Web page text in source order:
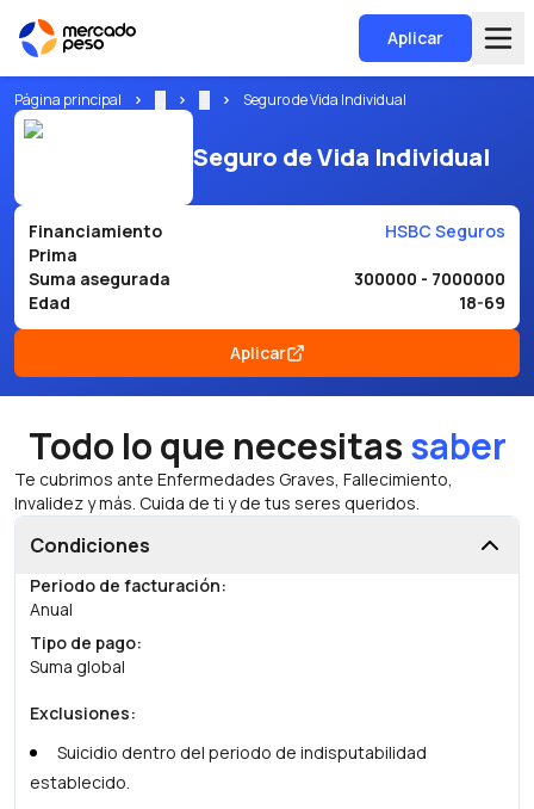
Aplicar
Página principal Seguro de Vida Individual
Seguro de Vida Individual
Financiamiento
HSBC Seguros
Prima
Suma asegurada
300000 - 7000000
Edad
18-69
Aplicar
Todo lo que necesitassaber
Te cubrimos ante Enfermedades Graves, Fallecimiento,
Invalidez y más. Cuida de ti y de tus seres queridos.
Condiciones
Periodo de facturación:
Anual
Tipo de pago:
Suma global
Exclusiones:
Suicidio dentro del periodo de indisputabilidad
establecido.